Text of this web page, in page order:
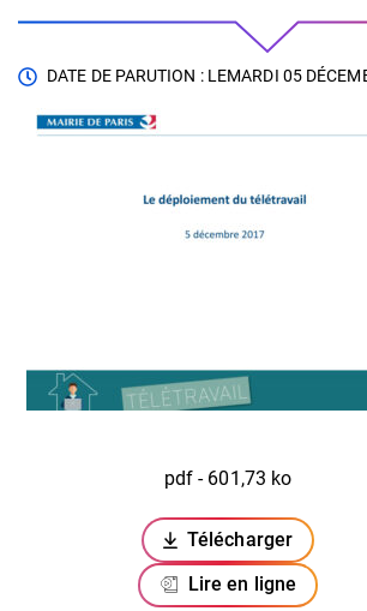
DATE DE PARUTION : LEMARDI 05
pdf - 601,73 ko
Télécharger
(ouverture dans
Lire en ligne